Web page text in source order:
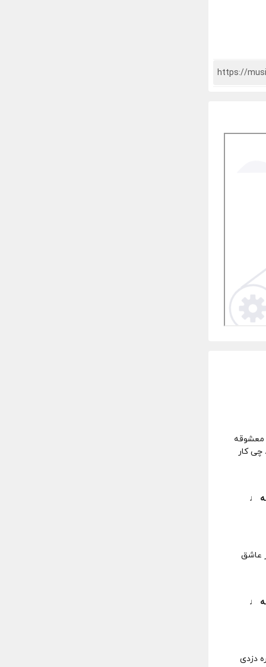
معشوقه
چی کار
♩
عاشق
♩
دزدی